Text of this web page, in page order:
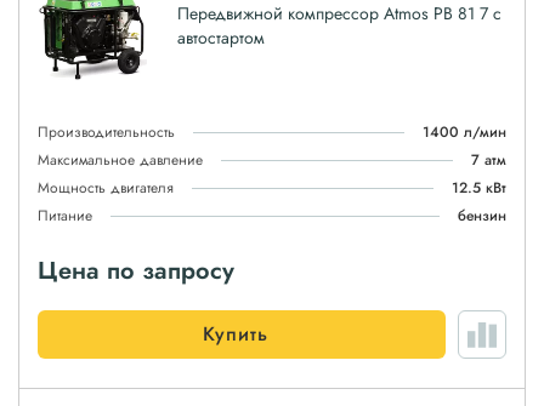
Передвижной компрессор Atmos PB 81 7 с
автостартом
Производительность
1400 л/мин
Максимальное давление
7 атм
Мощность двигателя
12.5 кВт
Питание
бензин
Цена по запросу
Купить